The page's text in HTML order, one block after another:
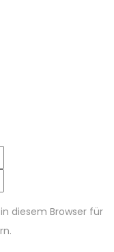
diesem Browser für